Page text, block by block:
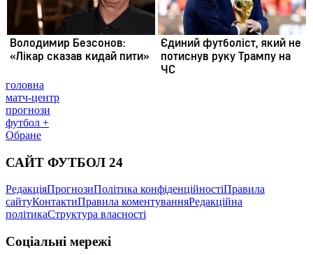
головна
матч-центр
прогнози
футбол +
Обране
САЙТ ФУТБОЛ 24
РедакціяПрогнозиПолітика конфіденційностіПравила
сайтуКонтактиПравила коментуванняРедакційна
політикаСтруктура власності
Соціальні мережі